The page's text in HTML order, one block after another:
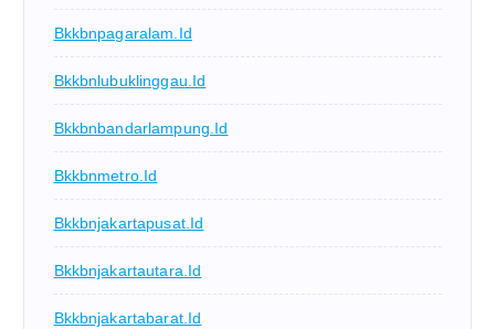
Bkkbnpagaralam.id
Bkkbnlubuklinggau.id
Bkkbnbandarlampung.id
Bkkbnmetro.id
Bkkbnjakartapusat.id
Bkkbnjakartautara.id
Bkkbnjakartabarat.id